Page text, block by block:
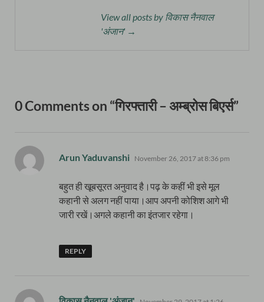
View all posts by विकास नैनवाल
'अंजान' →
0 Comments on “गिरफ्तारी – अम्ब्रोस बिएर्स”
Arun Yaduvanshi says:
November 26, 2017 at 8:36 pm
बहुत ही खूबसूरत अनुवाद है।पढ़ के कहीं भी इसे मूल
कहानी से अलग नहीं पाया।आप अपनी कोशिश आगे भी
जारी रखें।अगले कहानी का इंतजार रहेगा।
REPLY
says: